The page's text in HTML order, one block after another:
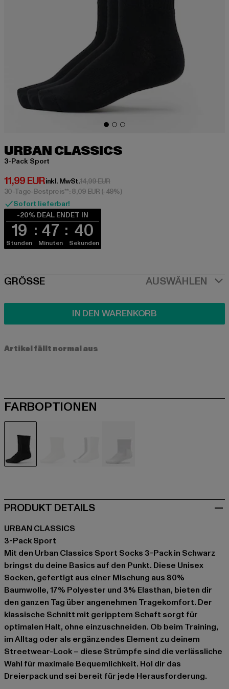
URBAN CLASSICS
3-Pack Sport
11,99 EUR
Derzeitiger Preis: 11,99 EUR
inkl. MwSt.14,99 EURAktionspreis: 14,99 EUR
30-Tage-Bestpreis**: 8,09 EUR (-49%)
Sofort lieferbar!
-20% DEAL ENDET IN
19
Stunden
47
Minuten
40
Sekunden
SIZE
GRÖSSE AUSWÄHLEN
IN DEN WARENKORB
Artikel fällt normal aus
FARBOPTIONEN
PRODUKT DETAILS
URBAN CLASSICS
3-Pack Sport
Mit den Urban Classics Sport Socks 3-Pack in Schwarz
bringst du deine Basics auf den Punkt. Diese Unisex
Socken, gefertigt aus einer Mischung aus 80%
Baumwolle, 17% Polyester und 3% Elasthan, bieten dir
den ganzen Tag über angenehmen Tragekomfort. Der
klassische Schnitt mit geripptem Schaft sorgt für
optimalen Halt, ohne einzuschneiden. Ob beim Training,
im Alltag oder als ergänzendes Element zu deinem
Streetwear-Look – diese Strümpfe sind die verlässliche
Wahl für maximale Bequemlichkeit. Hol dir das
Dreierpack und sei bereit für jede Herausforderung.